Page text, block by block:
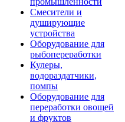
Смесители и
душирующие
устройства
Оборудование для
рыбопереработки
Кулеры,
водораздатчики,
помпы
Оборудование для
переработки овощей
и фруктов